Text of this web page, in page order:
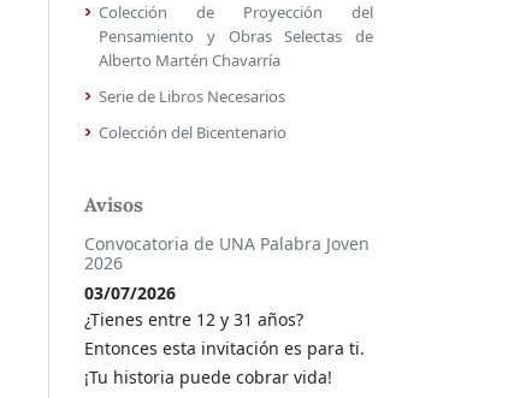
Colección de Proyección del
Pensamiento y Obras Selectas de
Alberto Martén Chavarría
Serie de Libros Necesarios
Colección del Bicentenario
Avisos
Convocatoria de UNA Palabra Joven
2026
03/07/2026
¿Tienes entre 12 y 31 años?
Entonces esta invitación es para ti.
¡Tu historia puede cobrar vida!